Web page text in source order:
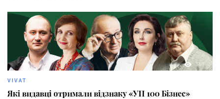
368
VIVAT
Які видавці отримали відзнаку «УП 100 Бізнес»